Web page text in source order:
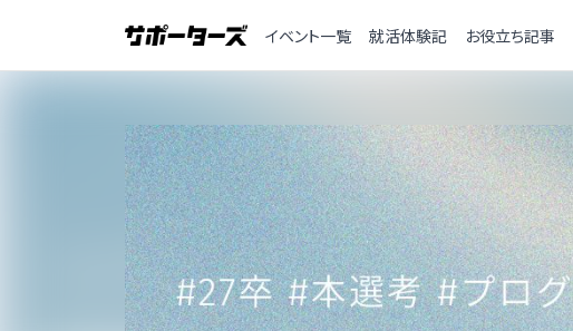
イベント一覧 就活体験記 お役立ち記事